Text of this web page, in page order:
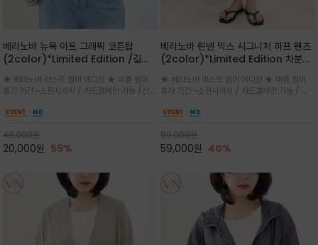
베라노바 뉴욕 아트 그래픽 코튼탑
(2color)*Limited Edition /길어
세요 ^^
★ 베라노바 라스트 썸머 에디션 ★ 여름 썸머
휴가 기간 ~소진시까지 / 카드결제만 가능 /산뜻
레터링과 감각적인 일러스트 프린트가 어우러져
49,000원
20,000원 59%
베라노바 린넨 믹스 시그니처 하프 팬츠
(2color)*Limited Edition 차분한
진 여름의 끝자락까지 멋스럽게 연출하
세요 ^^
★ 베라노바 라스트 썸머 에디션 ★ 여름 썸머
휴가 기간 ~소진시까지 / 카드결제만 가능 / 앞
게 체형을 커버해 우아한 비율을 완성
99,000원
59,000원 40%